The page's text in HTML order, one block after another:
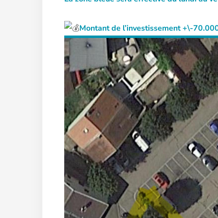
Montant de l’investissement +\-